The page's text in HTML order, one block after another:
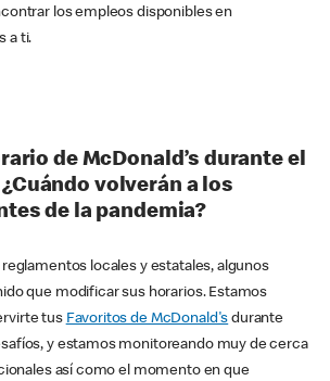
los empleos disponibles en
a ti.
de McDonald’s durante el
volverán a los
de la pandemia?
locales y estatales, algunos
que modificar sus horarios. Estamos
tus Favoritos de McDonald's durante
y estamos monitoreando muy de cerca
así como el momento en que